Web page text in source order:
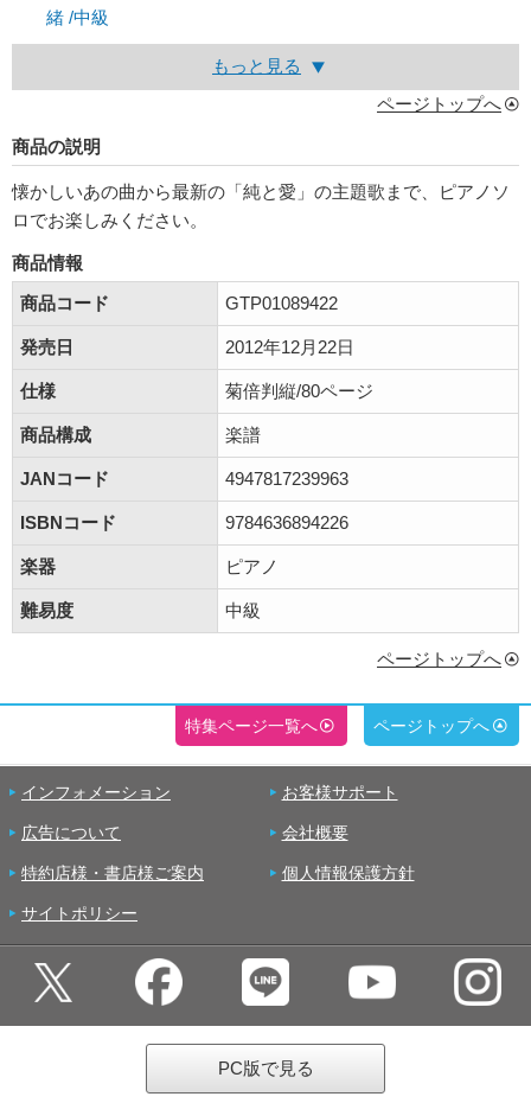
緒 /中級
もっと見る
ページトップへ
商品の説明
懐かしいあの曲から最新の「純と愛」の主題歌まで、ピアノソ
ロでお楽しみください。
商品情報
商品コード
GTP01089422
発売日 2012年12月22日
仕様 菊倍判縦/80ページ
商品構成 楽譜
JANコード 4947817239963
ISBNコード 9784636894226
楽器 ピアノ
難易度 中級
ページトップへ
特集ページ一覧へ ページトップへ
インフォメーション お客様サポート
広告について 会社概要
特約店様・書店様ご案内 個人情報保護方針
サイトポリシー
PC版で見る